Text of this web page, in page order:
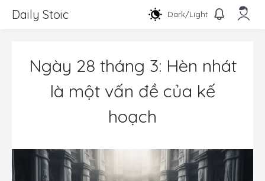
đến
Daily Stoic Dark/Light
Ngày 28 tháng 3: Hèn nhát
là một vấn đề của kế
hoạch